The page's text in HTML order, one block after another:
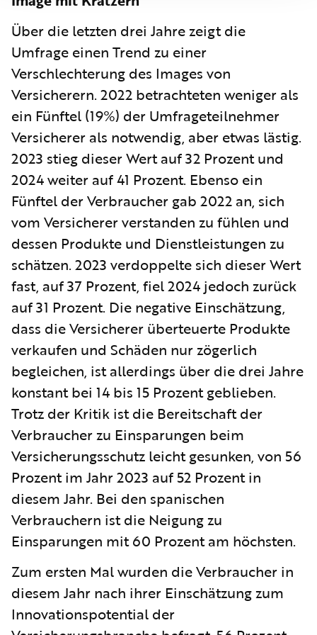
Über die letzten drei Jahre zeigt die
Umfrage einen Trend zu einer
Verschlechterung des Images von
Versicherern. 2022 betrachteten weniger als
ein Fünftel (19%) der Umfrageteilnehmer
Versicherer als notwendig, aber etwas lästig.
2023 stieg dieser Wert auf 32 Prozent und
2024 weiter auf 41 Prozent. Ebenso ein
Fünftel der Verbraucher gab 2022 an, sich
vom Versicherer verstanden zu fühlen und
dessen Produkte und Dienstleistungen zu
schätzen. 2023 verdoppelte sich dieser Wert
fast, auf 37 Prozent, fiel 2024 jedoch zurück
auf 31 Prozent. Die negative Einschätzung,
dass die Versicherer überteuerte Produkte
verkaufen und Schäden nur zögerlich
begleichen, ist allerdings über die drei Jahre
konstant bei 14 bis 15 Prozent geblieben.
Trotz der Kritik ist die Bereitschaft der
Verbraucher zu Einsparungen beim
Versicherungsschutz leicht gesunken, von 56
Prozent im Jahr 2023 auf 52 Prozent in
diesem Jahr. Bei den spanischen
Verbrauchern ist die Neigung zu
Einsparungen mit 60 Prozent am höchsten.
Zum ersten Mal wurden die Verbraucher in
diesem Jahr nach ihrer Einschätzung zum
Innovationspotential der